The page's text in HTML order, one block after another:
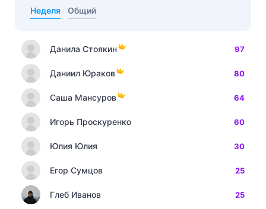
Неделя Общий
Данила Стоякин 97
Даниил Юраков 80
Саша Мансуров 64
Игорь Проскуренко 60
Юлия Юлия 30
Егор Сумцов 25
Глеб Иванов 25